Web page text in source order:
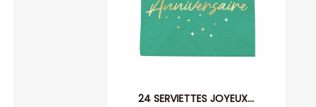
24 SERVIETTES JOYEUX...